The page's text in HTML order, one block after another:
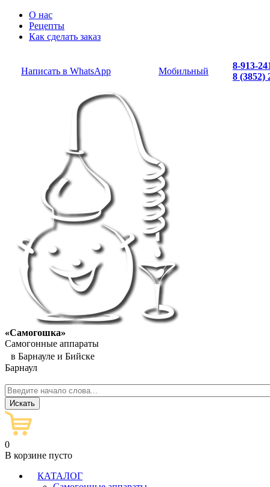
О нас
Рецепты
Как сделать заказ
Написать в WhatsApp Мобильный
8-913-
8 (3852)
«Самогошка»
Самогонные аппараты
в Барнауле и Бийске
Барнаул
0
В корзине пусто
КАТАЛОГ